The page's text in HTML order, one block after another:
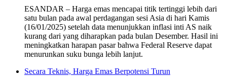
ESANDAR – Harga emas mencapai titik tertinggi lebih dari
satu bulan pada awal perdagangan sesi Asia di hari Kamis
(16/01/2025) setelah data menunjukkan inflasi inti AS naik
kurang dari yang diharapkan pada bulan Desember. Hasil ini
meningkatkan harapan pasar bahwa Federal Reserve dapat
menurunkan suku bunga lebih lanjut.
Secara Teknis, Harga Emas Berpotensi Turun